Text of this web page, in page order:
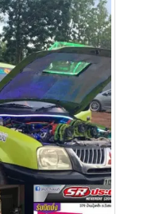
ดโชว์ลั่นแคว้น